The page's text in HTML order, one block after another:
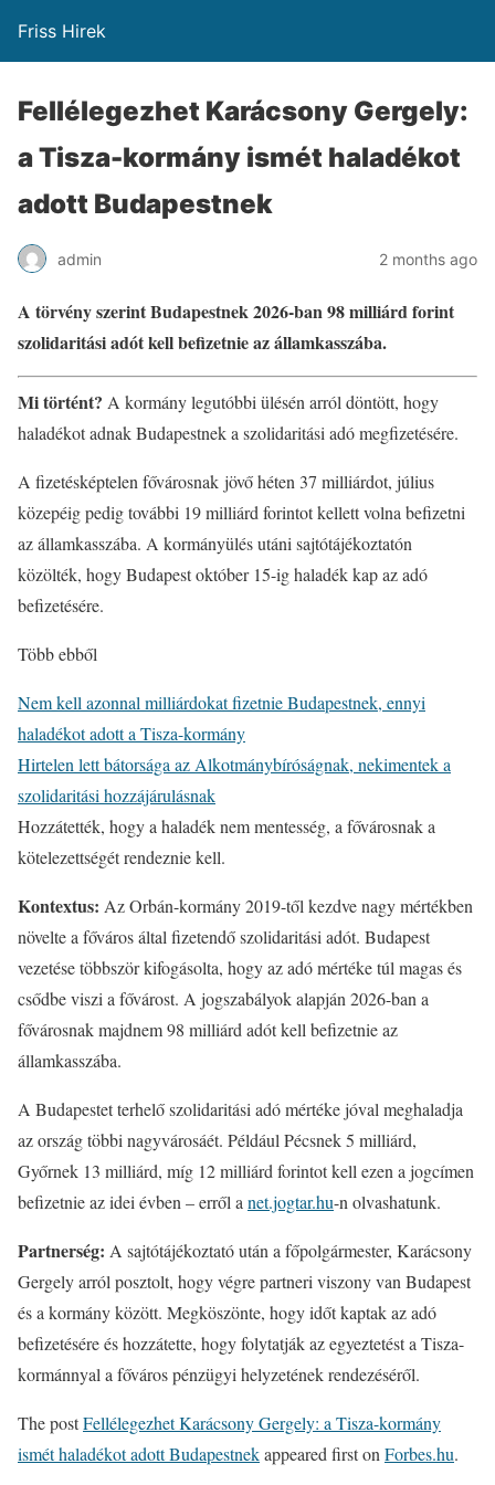
Friss Hirek
Fellélegezhet Karácsony Gergely:
a Tisza-kormány ismét haladékot
adott Budapestnek
admin 2 months ago
A törvény szerint Budapestnek 2026-ban 98 milliárd forint
szolidaritási adót kell befizetnie az államkasszába.
Mi történt? A kormány legutóbbi ülésén arról döntött, hogy
haladékot adnak Budapestnek a szolidaritási adó megfizetésére.
A fizetésképtelen fővárosnak jövő héten 37 milliárdot, július
közepéig pedig további 19 milliárd forintot kellett volna befizetni
az államkasszába. A kormányülés utáni sajtótájékoztatón
közölték, hogy Budapest október 15-ig haladék kap az adó
befizetésére.
Több ebből
Nem kell azonnal milliárdokat fizetnie Budapestnek, ennyi
haladékot adott a Tisza-kormány
Hirtelen lett bátorsága az Alkotmánybíróságnak, nekimentek a
szolidaritási hozzájárulásnak
Hozzátették, hogy a haladék nem mentesség, a fővárosnak a
kötelezettségét rendeznie kell.
Kontextus: Az Orbán-kormány 2019-től kezdve nagy mértékben
növelte a főváros által fizetendő szolidaritási adót. Budapest
vezetése többször kifogásolta, hogy az adó mértéke túl magas és
csődbe viszi a fővárost. A jogszabályok alapján 2026-ban a
fővárosnak majdnem 98 milliárd adót kell befizetnie az
államkasszába.
A Budapestet terhelő szolidaritási adó mértéke jóval meghaladja
az ország többi nagyvárosáét. Például Pécsnek 5 milliárd,
Győrnek 13 milliárd, míg 12 milliárd forintot kell ezen a jogcímen
befizetnie az idei évben – erről a net.jogtar.hu-n olvashatunk.
Partnerség: A sajtótájékoztató után a főpolgármester, Karácsony
Gergely arról posztolt, hogy végre partneri viszony van Budapest
és a kormány között. Megköszönte, hogy időt kaptak az adó
befizetésére és hozzátette, hogy folytatják az egyeztetést a Tisza-
kormánnyal a főváros pénzügyi helyzetének rendezéséről.
The postFellélegezhet Karácsony Gergely: a Tisza-kormány
ismét haladékot adott Budapestnekappeared first on Forbes.hu.